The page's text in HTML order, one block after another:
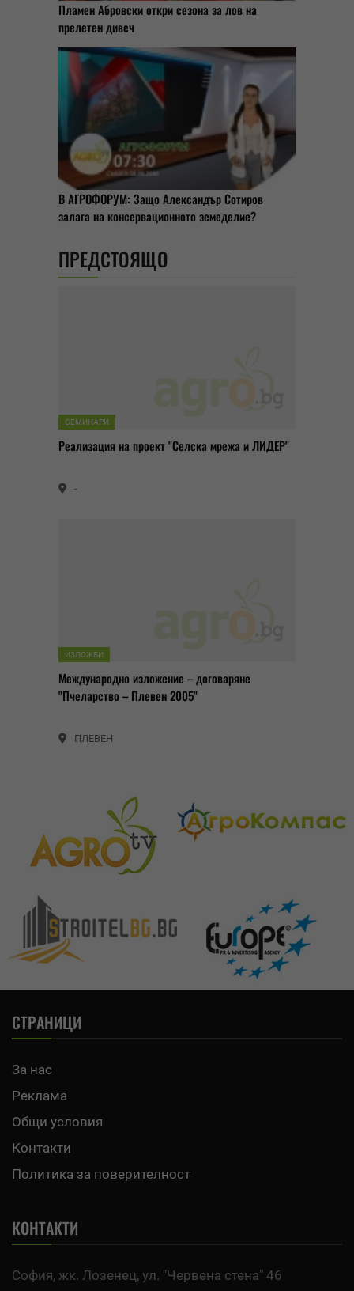
Пламен Абровски откри сезона за лов на
прелетен дивеч
В АГРОФОРУМ: Защо Александър Сотиров
залага на консервационното земеделие?
ПРЕДСТОЯЩО
СЕМИНАРИ
Реализация на проект "Селска мрежа и ЛИДЕР"
-
ИЗЛОЖБИ
Международно изложение – договаряне
"Пчеларство – Плевен 2005"
ПЛЕВЕН
СТРАНИЦИ
За нас
Реклама
Общи условия
Контакти
Политика за поверителност
КОНТАКТИ
София, жк. Лозенец, ул. "Червена стена" 46